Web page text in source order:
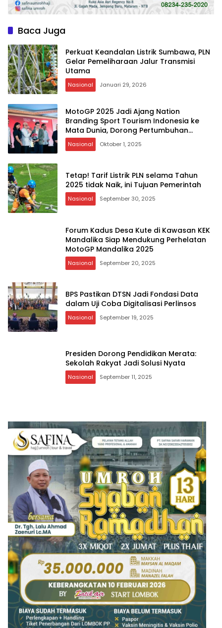
Baca Juga
Perkuat Keandalan Listrik Sumbawa, PLN
Gelar Pemeliharaan Jalur Transmisi
Utama
Nasional Januari 29, 2026
MotoGP 2025 Jadi Ajang Nation
Branding Sport Tourism Indonesia ke
Mata Dunia, Dorong Pertumbuhan
Ekonomi Wilayah NTB
Nasional Oktober 1, 2025
Tetap! Tarif Listrik PLN selama Tahun
2025 tidak Naik, ini Tujuan Pemerintah
Nasional September 30, 2025
Forum Kadus Desa Kute di Kawasan KEK
Mandalika Siap Mendukung Perhelatan
MotoGP Mandalika 2025
Nasional September 20, 2025
BPS Pastikan DTSN Jadi Fondasi Data
dalam Uji Coba Digitalisasi Perlinsos
Nasional September 19, 2025
Presiden Dorong Pendidikan Merata:
Sekolah Rakyat Jadi Solusi Nyata
Nasional September 11, 2025